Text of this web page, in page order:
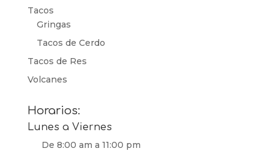
Tacos
Gringas
Tacos de Cerdo
Tacos de Res
Volcanes
Horarios:
Lunes a Viernes
De 8:00 am a 11:00 pm